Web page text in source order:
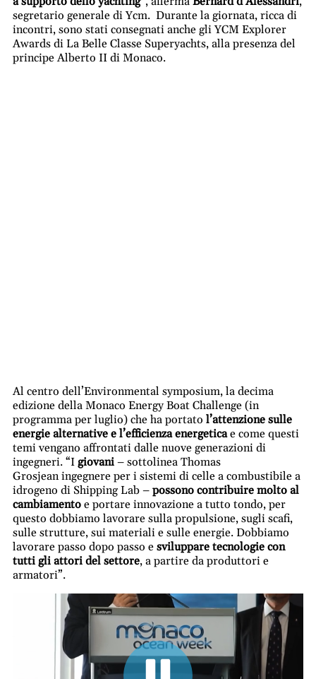
segretario generale di Ycm. Durante la giornata, ricca di
incontri, sono stati consegnati anche gliYCM Explorer
Awards di La Belle Classe Superyachts, alla presenza del
principe Alberto II di Monaco.
Al centro dell’Environmental symposium, la decima
edizione della Monaco Energy Boat Challenge (in
programma per luglio) che ha portato l’attenzione sulle
energie alternative e l’efficienza energeticae come questi
temi vengano affrontati dalle nuove generazioni di
ingegneri. “I giovani – sottolinea Thomas
Grosjeaningegnere per i sistemi di celle a combustibile a
idrogeno di Shipping Lab – possono contribuire molto al
cambiamento e portare innovazione a tutto tondo, per
questo dobbiamo lavorare sulla propulsione, sugli scafi,
sulle strutture, sui materiali e sulle energie. Dobbiamo
lavorare passo dopo passo e sviluppare tecnologie con
tutti gli attori del settore, a partire da produttori e
armatori”.